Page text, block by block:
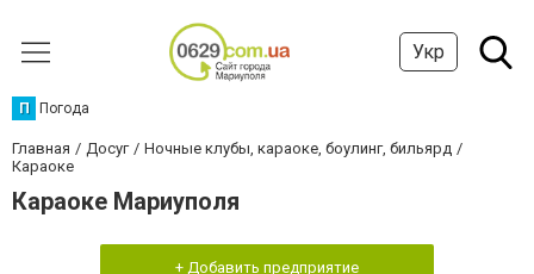
Укр
П Погода
Главная Досуг
Ночные клубы, караоке, боулинг, бильярд
Караоке
Караоке Мариуполя
+ Добавить предприятие